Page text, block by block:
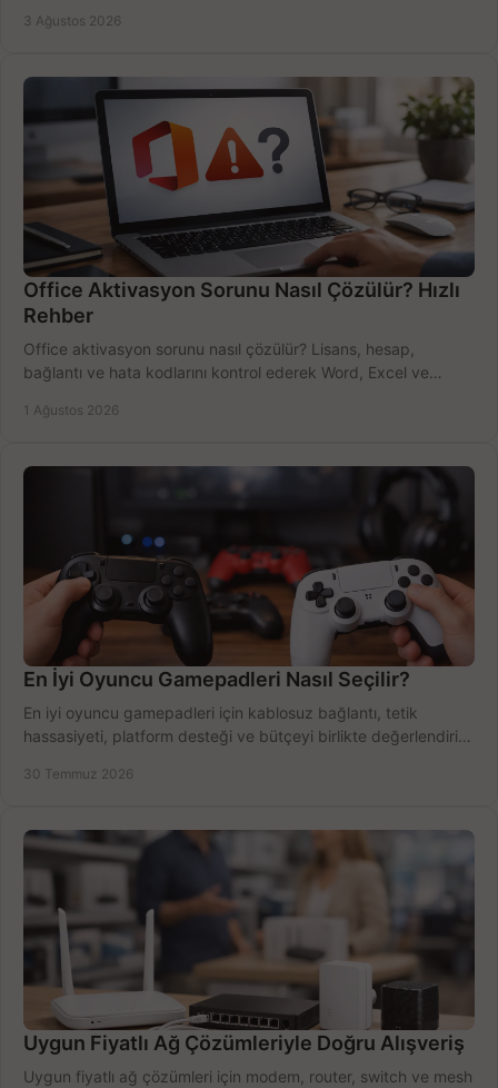
3 Ağustos 2026
Office Aktivasyon Sorunu Nasıl Çözülür? Hızlı
Rehber
Office aktivasyon sorunu nasıl çözülür? Lisans, hesap,
bağlantı ve hata kodlarını kontrol ederek Word, Excel ve
1 Ağustos 2026
En İyi Oyuncu Gamepadleri Nasıl Seçilir?
En iyi oyuncu gamepadleri için kablosuz bağlantı, tetik
hassasiyeti, platform desteği ve bütçeyi birlikte değerlendirin;
30 Temmuz 2026
Uygun Fiyatlı Ağ Çözümleriyle Doğru Alışveriş
Uygun fiyatlı ağ çözümleri için modem, router, switch ve mesh